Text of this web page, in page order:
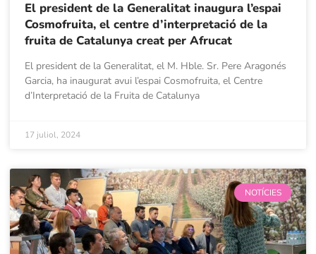
El president de la Generalitat inaugura l’espai
Cosmofruita, el centre d’interpretació de la
fruita de Catalunya creat per Afrucat
El president de la Generalitat, el M. Hble. Sr. Pere Aragonés
Garcia, ha inaugurat avui l’espai Cosmofruita, el Centre
d’Interpretació de la Fruita de Catalunya
17 juliol, 2024
NOTÍCIES